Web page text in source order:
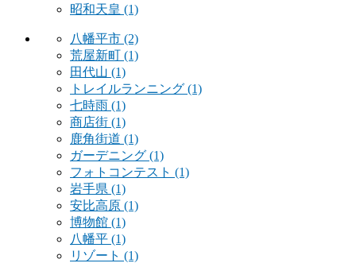
昭和天皇 (1)
八幡平市 (2)
荒屋新町 (1)
田代山 (1)
トレイルランニング (1)
七時雨 (1)
商店街 (1)
鹿角街道 (1)
ガーデニング (1)
フォトコンテスト (1)
岩手県 (1)
安比高原 (1)
博物館 (1)
八幡平 (1)
リゾート (1)